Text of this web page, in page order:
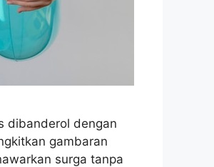
dibanderol dengan
gambaran
surga tanpa